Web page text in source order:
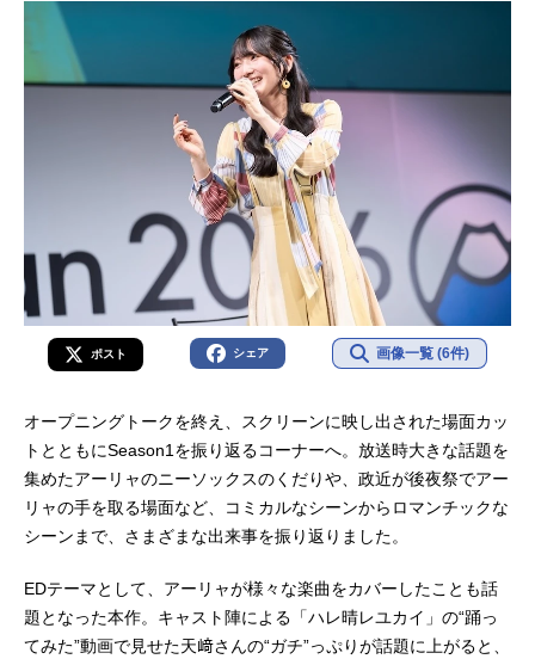
2『時々ボソ...
ポスト シェア 画像一覧 (6件)
オープニングトークを終え、スクリーンに映し出された場面カッ
トとともにSeason1を振り返るコーナーへ。放送時大きな話題を
集めたアーリャのニーソックスのくだりや、政近が後夜祭でアー
リャの手を取る場面など、コミカルなシーンからロマンチックな
シーンまで、さまざまな出来事を振り返りました。
EDテーマとして、アーリャが様々な楽曲をカバーしたことも話
題となった本作。キャスト陣による「ハレ晴レユカイ」の“踊っ
てみた”動画で見せた天﨑さんの“ガチ”っぷりが話題に上がると、